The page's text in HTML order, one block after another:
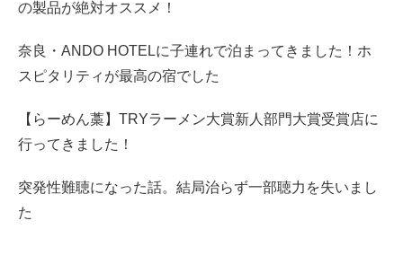
の製品が絶対オススメ！
奈良・ANDO HOTELに子連れで泊まってきました！ホ
スピタリティが最高の宿でした
【らーめん藁】TRYラーメン大賞新人部門大賞受賞店に
行ってきました！
突発性難聴になった話。結局治らず一部聴力を失いまし
た